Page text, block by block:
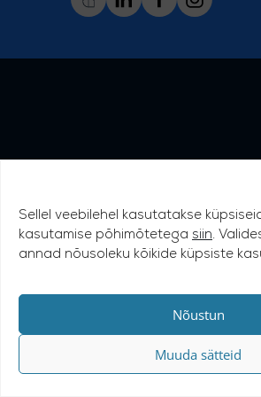
Sellel veebilehel kasutatakse
kasutamise põhimõtetega siin.
annad nõusoleku kõikide küpsiste
Nõustun
Muuda sätteid